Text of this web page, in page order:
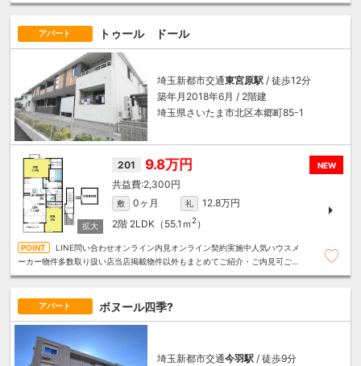
アパート トゥール ドール
埼玉新都市交通東宮原駅 / 徒歩12分
築年月2018年6月 / 2階建
埼玉県さいたま市北区本郷町85-1
NEW
201 9.8万円
2,300円
敷 0ヶ月 礼
12.8万円
2階 2LDK（55.1ｍ2）
LINE問い合わせオンライン内見オンライン契約実施中人気ハウスメ
ーカー物件多数取り扱い店当店掲載物件以外もまとめてご紹介・ご内見可ご予
アパート ボヌール四季?
埼玉新都市交通今羽駅 / 徒歩9分